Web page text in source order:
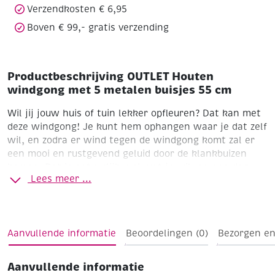
Verzendkosten € 6,95
Boven € 99,- gratis verzending
Productbeschrijving OUTLET Houten
windgong met 5 metalen buisjes 55 cm
Wil jij jouw huis of tuin lekker opfleuren? Dat kan met
deze windgong! Je kunt hem ophangen waar je dat zelf
wil, en zodra er wind tegen de windgong komt zal er
een mooi en rustgevend geluid door de klankbuizen
hard werken!De houten schijf van de windgong heeft
lengte: 55 cmbuis lengte: 12,5 cmbreedte: 12 cm
Lees meer ...
Aanvullende informatie Beoordelingen (0) Bezorgen
Aanvullende informatie